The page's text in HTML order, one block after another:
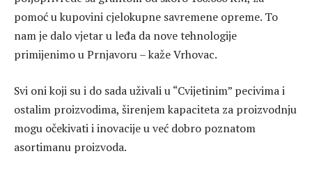
pomoć u kupovini cjelokupne savremene opreme. To
nam je dalo vjetar u leđa da nove tehnologije
primijenimo u Prnjavoru – kaže Vrhovac.
Svi oni koji su i do sada uživali u “Cvijetinim” pecivima i
ostalim proizvodima, širenjem kapaciteta za proizvodnju
mogu očekivati i inovacije u već dobro poznatom
asortimanu proizvoda.